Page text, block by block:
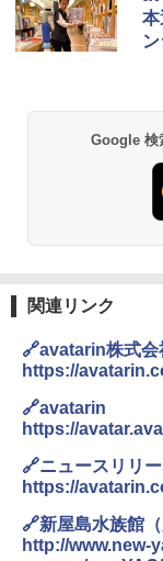
本
Google 検
関連リンク
🔗avatarin株式会
https://
🔗avatarin
https://
🔗ニュースリリ
https://
🔗新屋島水族館
http://www.new-